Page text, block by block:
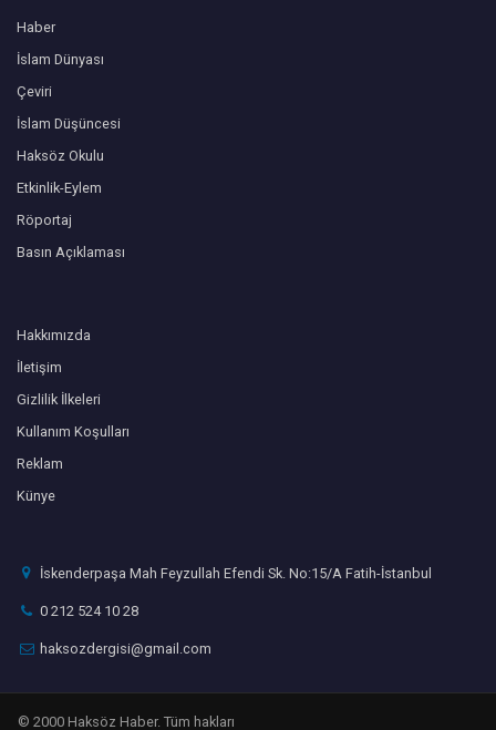
Haber
İslam Dünyası
Çeviri
İslam Düşüncesi
Haksöz Okulu
Etkinlik-Eylem
Röportaj
Basın Açıklaması
Hakkımızda
İletişim
Gizlilik İlkeleri
Kullanım Koşulları
Reklam
Künye
İskenderpaşa Mah Feyzullah Efendi Sk. No:15/A Fatih-İstanbul
0 212 524 10 28
haksozdergisi@gmail.com
© 2000 Haksöz Haber. Tüm hakları